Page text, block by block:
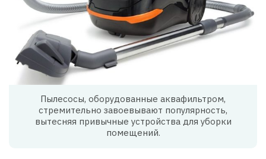
Пылесосы, оборудованные аквафильтром,
стремительно завоевывают популярность,
вытесняя привычные устройства для уборки
помещений.